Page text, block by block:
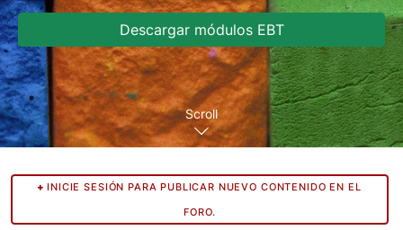
Descargar módulos EBT
Scroll
INICIE SESIÓN PARA PUBLICAR NUEVO CONTENIDO EN EL
FORO.